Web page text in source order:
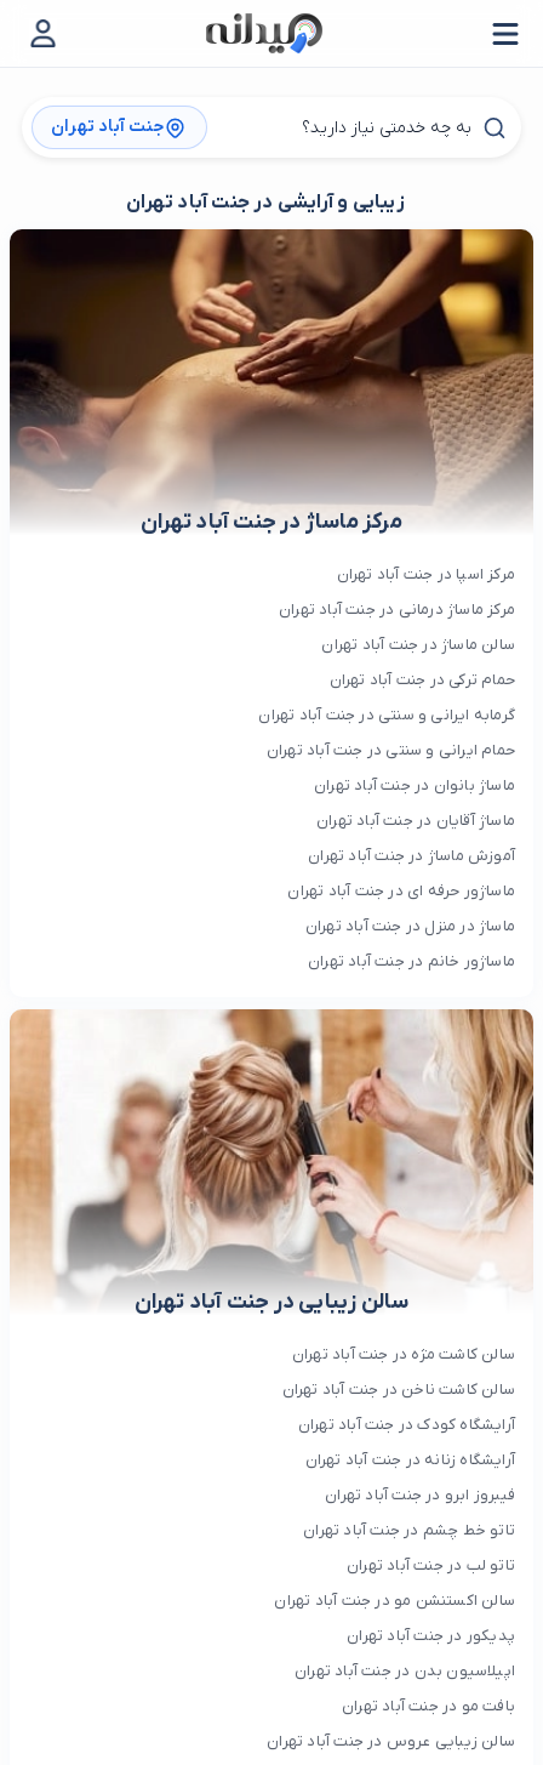
جنت آباد تهران
زیبایی و آرایشی در جنت آباد تهران
مرکز ماساژ در جنت آباد تهران
مرکز اسپا در جنت آباد تهران
مرکز ماساژ درمانی در جنت آباد تهران
سالن ماساژ در جنت آباد تهران
حمام ترکی در جنت آباد تهران
گرمابه ایرانی و سنتی در جنت آباد تهران
حمام ایرانی و سنتی در جنت آباد تهران
ماساژ بانوان در جنت آباد تهران
ماساژ آقایان در جنت آباد تهران
آموزش ماساژ در جنت آباد تهران
ماساژور حرفه ای در جنت آباد تهران
ماساژ در منزل در جنت آباد تهران
ماساژور خانم در جنت آباد تهران
سالن زیبایی در جنت آباد تهران
سالن کاشت مژه در جنت آباد تهران
سالن کاشت ناخن در جنت آباد تهران
آرایشگاه کودک در جنت آباد تهران
آرایشگاه زنانه در جنت آباد تهران
فیبروز ابرو در جنت آباد تهران
تاتو خط چشم در جنت آباد تهران
تاتو لب در جنت آباد تهران
سالن اکستنشن مو در جنت آباد تهران
پدیکور در جنت آباد تهران
اپیلاسیون بدن در جنت آباد تهران
بافت مو در جنت آباد تهران
سالن زیبایی عروس در جنت آباد تهران